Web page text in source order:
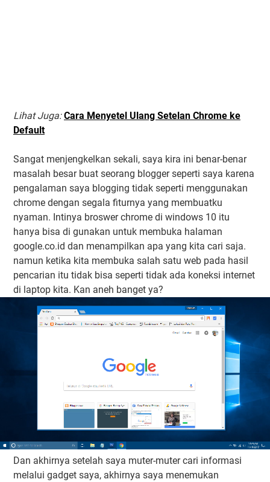
Lihat Juga: Cara Menyetel Ulang Setelan Chrome ke
Default
Sangat menjengkelkan sekali, saya kira ini benar-benar
masalah besar buat seorang blogger seperti saya karena
pengalaman saya blogging tidak seperti menggunakan
chrome dengan segala fiturnya yang membuatku
nyaman. Intinya broswer chrome di windows 10 itu
hanya bisa di gunakan untuk membuka halaman
google.co.id dan menampilkan apa yang kita cari saja.
namun ketika kita membuka salah satu web pada hasil
pencarian itu tidak bisa seperti tidak ada koneksi internet
di laptop kita. Kan aneh banget ya?
Dan akhirnya setelah saya muter-muter cari informasi
melalui gadget saya, akhirnya saya menemukan